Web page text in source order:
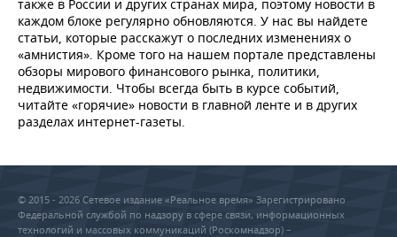
также в России и других странах мира, поэтому новости в
каждом блоке регулярно обновляются. У нас вы найдете
статьи, которые расскажут о последних изменениях о
«амнистия». Кроме того на нашем портале представлены
обзоры мирового финансового рынка, политики,
недвижимости. Чтобы всегда быть в курсе событий,
читайте «горячие» новости в главной ленте и в других
разделах интернет-газеты.
© 2015 - 2026 Сетевое издание «Реальное время» Зарегистрировано
Федеральной службой по надзору в сфере связи, информационных
технологий и массовых коммуникаций (Роскомнадзор) –